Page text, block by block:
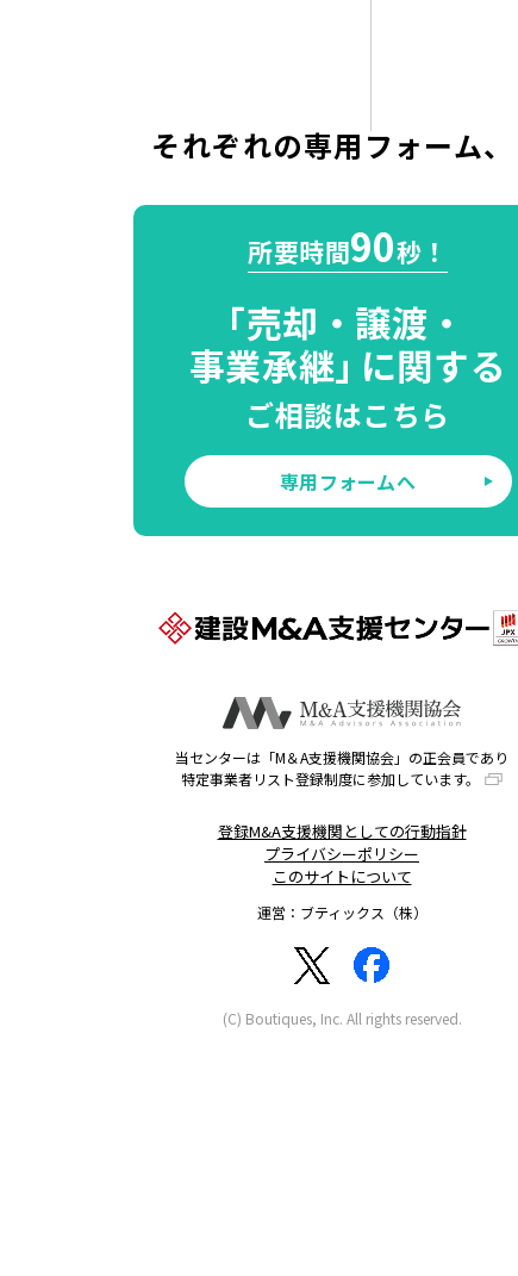
それぞれの専用フォーム、
所要時間90秒！
「売却・譲渡・
事業承継」に関する
ご相談はこちら
専用フォームへ
当センターは「M＆A支援機関協会」の正会員であり
特定事業者リスト登録制度に参加しています。
登録M&A支援機関としての行動指針
プライバシーポリシー
このサイトについて
運営：ブティックス（株）
(C) Boutiques, Inc. All rights reserved.